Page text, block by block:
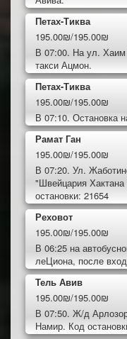
Петах-Тиква
195.00₪/195.00₪
В 07:00. На ул. Хаим
такси Ацмон.
Петах-Тиква
195.00₪/195.00₪
В 07:10. Остановка
Рамат Ган
195.00₪/195.00₪
В 07:20. Ул.
"Швейцария
остановки: 21654
Реховот
195.00₪/195.00₪
В 06:25 на
леЦиона, после
Тель Авив
195.00₪/195.00₪
В 07:50. Ж/д
Намир. Код